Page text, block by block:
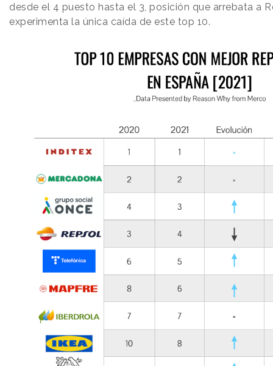
desde el 4 puesto hasta el 3, posición que arrebata a
experimenta la única caída de este top 10.